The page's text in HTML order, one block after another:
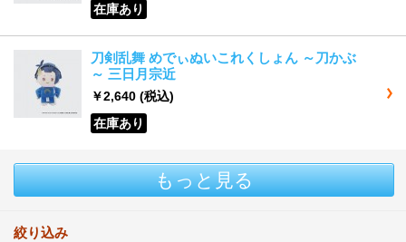
在庫あり
刀剣乱舞 めでぃぬいこれくしょん ～刀かぶ
～ 三日月宗近
￥2,640 (税込)
在庫あり
もっと見る
絞り込み